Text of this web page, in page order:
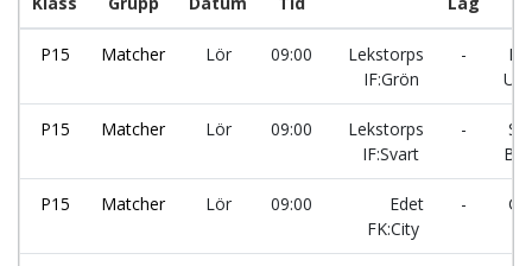
P15 Matcher Lör 09:00
Lekstorps
IF:Grön
-
P15 Matcher Lör 09:00
Lekstorps
IF:Svart
-
P15 Matcher Lör 09:00
Edet
FK:City
-